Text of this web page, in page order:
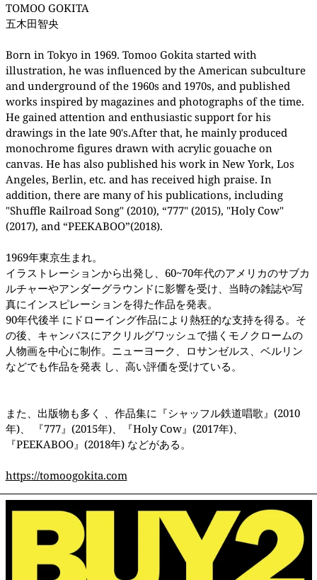
TOMOO GOKITA
五木田智央
Born in Tokyo in 1969. Tomoo Gokita started with
illustration, he was influenced by the American subculture
and underground of the 1960s and 1970s, and published
works inspired by magazines and photographs of the time.
He gained attention and enthusiastic support for his
drawings in the late 90's.After that, he mainly produced
monochrome figures drawn with acrylic gouache on
canvas. He has also published his work in New York, Los
Angeles, Berlin, etc. and has received high praise. In
addition, there are many of his publications, including
"Shuffle Railroad Song" (2010), “777" (2015), "Holy Cow"
(2017), and “PEEKABOO”(2018).
1969年東京生まれ。
イラストレーションから出発し、60~70年代のアメリカのサブカ
ルチャーやアンダーグラウンドに影響を受け、当時の雑誌や写
真にインスピレーションを得た作品を発表。
90年代後半 にドローイング作品により熱狂的な支持を得る。そ
の後、キャンバスにアクリルグワッシュで描くモノクロームの
人物画を中心に制作。ニューヨーク、ロサンゼルス、ベルリン
などでも作品を発表 し、高い評価を受けている。
また、出版物も多く 、作品集に『シャッフル鉄道唱歌』(2010
年)、 『777』(2015年)、『Holy Cow』(2017年)、
『PEEKABOO』(2018年) などがある。
https://tomoogokita.com